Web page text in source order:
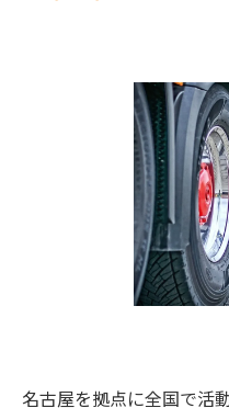
名古屋を拠点に全国で活